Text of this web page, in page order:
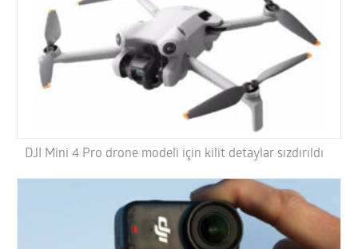
DJI Mini 4 Pro drone modeli için kilit detaylar sızdırıldı